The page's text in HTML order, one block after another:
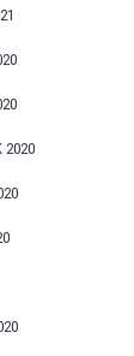
2020